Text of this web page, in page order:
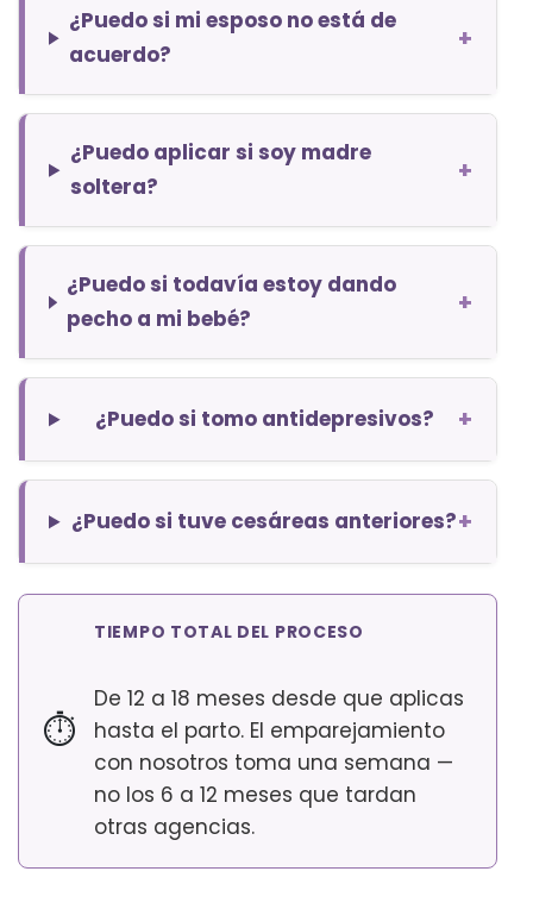
¿Puedo si mi esposo no está de
acuerdo?
+
¿Puedo aplicar si soy madre
soltera?
+
¿Puedo si todavía estoy dando
pecho a mi bebé?
+
¿Puedo si tomo antidepresivos? +
¿Puedo si tuve cesáreas anteriores?+
⏱
TIEMPO TOTAL DEL PROCESO
De 12 a 18 meses desde que aplicas
hasta el parto. El emparejamiento
con nosotros toma una semana —
no los 6 a 12 meses que tardan
otras agencias.